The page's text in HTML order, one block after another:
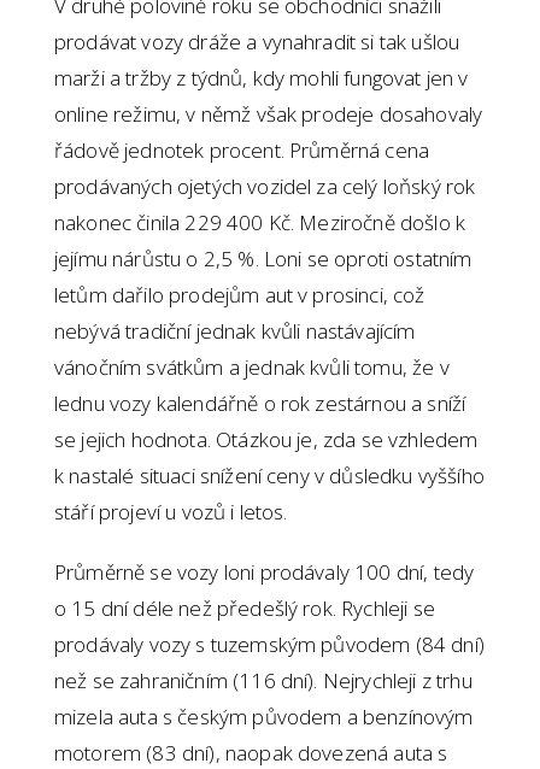
V druhé polovině roku se obchodníci snažili
prodávat vozy dráže a vynahradit si tak ušlou
marži a tržby z týdnů, kdy mohli fungovat jen v
online režimu, v němž však prodeje dosahovaly
řádově jednotek procent. Průměrná cena
prodávaných ojetých vozidel za celý loňský rok
nakonec činila 229 400 Kč. Meziročně došlo k
jejímu nárůstu o 2,5 %. Loni se oproti ostatním
letům dařilo prodejům aut v prosinci, což
nebývá tradiční jednak kvůli nastávajícím
vánočním svátkům a jednak kvůli tomu, že v
lednu vozy kalendářně o rok zestárnou a sníží
se jejich hodnota. Otázkou je, zda se vzhledem
k nastalé situaci snížení ceny v důsledku vyššího
stáří projeví u vozů i letos.
Průměrně se vozy loni prodávaly 100 dní, tedy
o 15 dní déle než předešlý rok. Rychleji se
prodávaly vozy s tuzemským původem (84 dní)
než se zahraničním (116 dní). Nejrychleji z trhu
mizela auta s českým původem a benzínovým
motorem (83 dní), naopak dovezená auta s